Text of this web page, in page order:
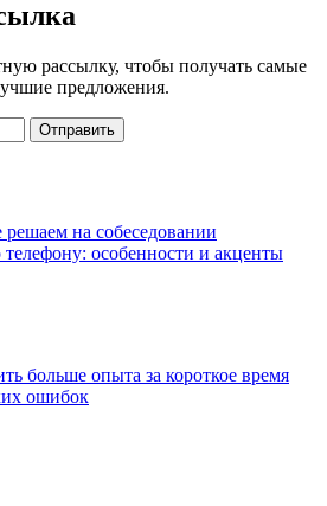
рассылку, чтобы получать самые
предложения.
решаем на собеседовании
особенности и акценты
больше опыта за короткое время
ошибок